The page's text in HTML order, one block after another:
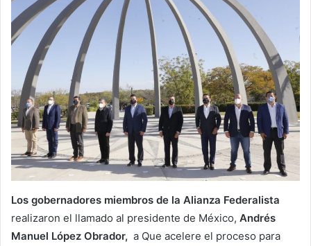
Los gobernadores miembros de la Alianza Federalista
realizaron el llamado al presidente de México, Andrés
Manuel López Obrador, a Que acelere el proceso para